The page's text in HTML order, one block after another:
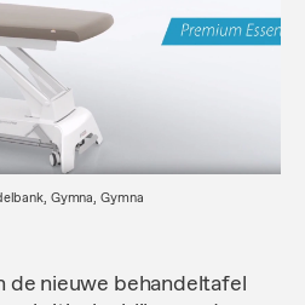
Gymna, Gymna
de nieuwe behandeltafel